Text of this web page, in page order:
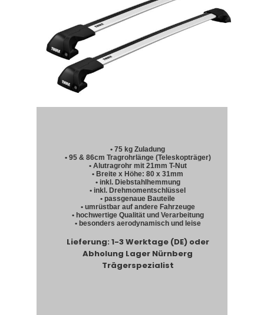
• 75 kg Zuladung
• 95 & 86cm Tragrohrlänge (Teleskopträger)
• Alutragrohr mit 21mm T-Nut
• Breite x Höhe: 80 x 31mm
• inkl. Diebstahlhemmung
• inkl. Drehmomentschlüssel
• passgenaue Bauteile
• umrüstbar auf andere Fahrzeuge
• hochwertige Qualität und Verarbeitung
• besonders aerodynamisch und leise
Lieferung: 1-3 Werktage (DE) oder
Abholung Lager Nürnberg
Trägerspezialist